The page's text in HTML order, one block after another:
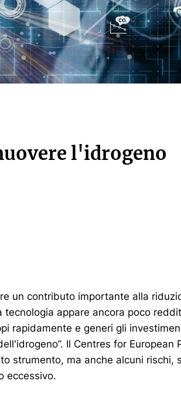
l'idrogeno
un contributo importante alla
appare ancora poco
rapidamente e generi gli
Il Centres for European
strumento, ma anche alcuni rischi,
eccessivo.